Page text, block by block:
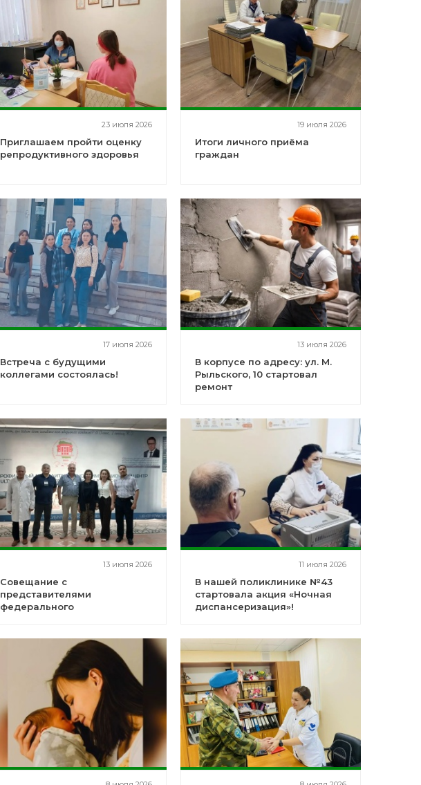
23 июля 2026
Приглашаем пройти оценку
репродуктивного здоровья
19 июля 2026
Итоги личного приёма
граждан
17 июля 2026
Встреча с будущими
коллегами состоялась!
13 июля 2026
В корпусе по адресу: ул. М.
Рыльского, 10 стартовал
ремонт
13 июля 2026
Совещание с
представителями
федерального
11 июля 2026
В нашей поликлинике №43
стартовала акция «Ночная
диспансеризация»!